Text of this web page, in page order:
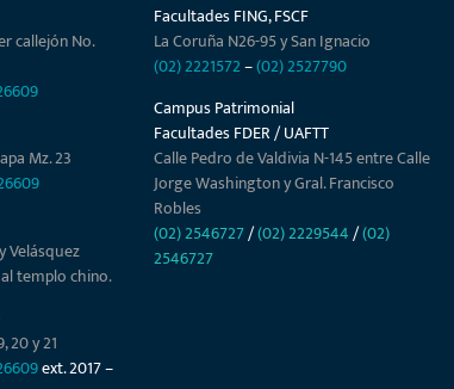
callejón No.
Mz. 23
Velásquez
al templo chino.
20 y 21
ext. 2017 –
Facultades FING, FSCF
La Coruña N26-95 y San Ignacio
(02) 2221572–(02) 2527790
Campus Patrimonial
Facultades FDER / UAFTT
Calle Pedro de Valdivia N-145 entre Calle
Jorge Washington y Gral. Francisco
Robles
(02) 2546727/(02) 2229544/(02)
2546727